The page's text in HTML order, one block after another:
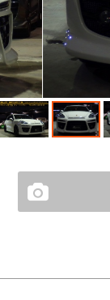
お問い合わせ